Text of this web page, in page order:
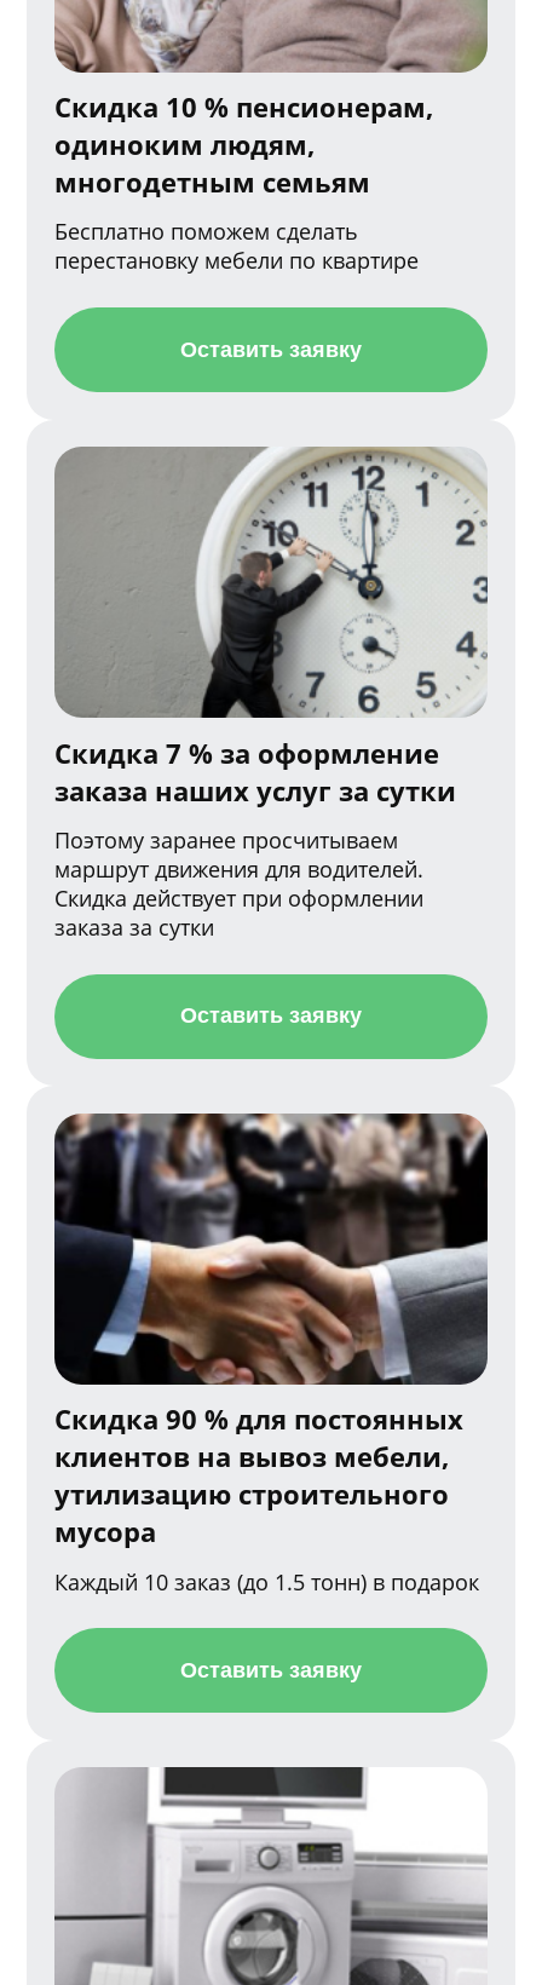
Скидка 10 % пенсионерам,
одиноким людям,
многодетным семьям
Бесплатно поможем сделать
перестановку мебели по квартире
Оставить заявку
Скидка 7 % за оформление
заказа наших услуг за сутки
Поэтому заранее просчитываем
маршрут движения для водителей.
Скидка действует при оформлении
заказа за сутки
Оставить заявку
Скидка 90 % для постоянных
клиентов на вывоз мебели,
утилизацию строительного
мусора
Каждый 10 заказ (до 1.5 тонн) в подарок
Оставить заявку